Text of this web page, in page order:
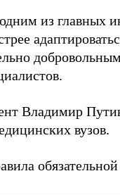
из главных
Владимир
вузов.